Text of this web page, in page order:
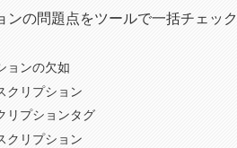
ンの問題点をツールで一括チェック
ョンの欠如
クリプション
リプションタグ
クリプション